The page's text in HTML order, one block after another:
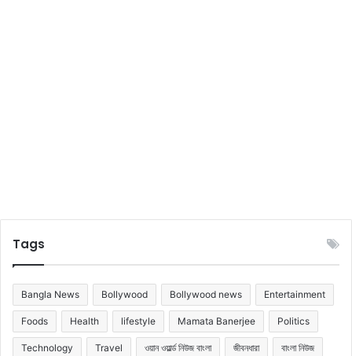
ন
Tags
Bangla News Bollywood Bollywood news Entertainment
Foods Health lifestyle Mamata Banerjee Politics
Technology Travel ওয়ান ওয়ার্ল্ড নিউজ বাংলা জীবনধারা বাংলা নিউজ